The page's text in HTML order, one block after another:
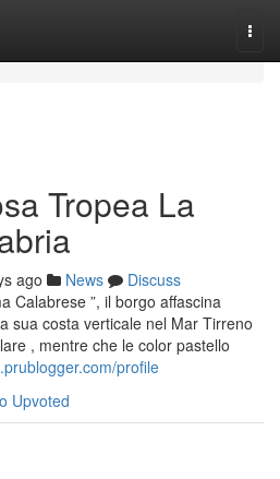
Tropea La
ago News
Discuss
Calabrese ”, il borgo affascina
sua costa verticale nel Mar Tirreno
, mentre che le color pastello
profile
Upvoted